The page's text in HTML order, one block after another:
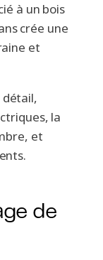
à un bois
crée une
et
détail,
la
et
de